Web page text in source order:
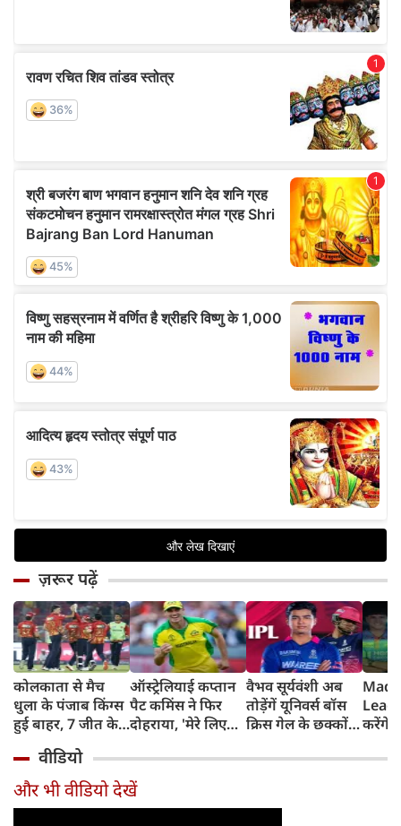
ज़रूर पढ़ें
कोलकाता से मैच
धुला के पंजाब किंग्स
हुई बाहर, 7 जीत के
ऑस्ट्रेलियाई कप्तान
पैट कमिंस ने फिर
दोहराया, 'मेरे लिए
वैभव सूर्यवंशी अब
तोड़ेंगें यूनिवर्स बॉस
क्रिस गेल के छक्कों
करेंगे
टीम में
वीडियो
और भी वीडियो देखें